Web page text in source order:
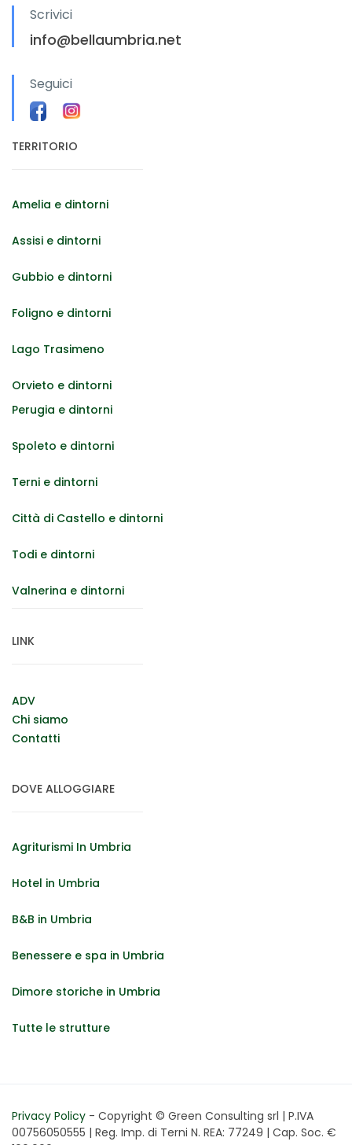
Scrivici
info@bellaumbria.net
Seguici
TERRITORIO
Amelia e dintorni
Assisi e dintorni
Gubbio e dintorni
Foligno e dintorni
Lago Trasimeno
Orvieto e dintorni
Perugia e dintorni
Spoleto e dintorni
Terni e dintorni
Città di Castello e dintorni
Todi e dintorni
Valnerina e dintorni
LINK
ADV
Chi siamo
Contatti
DOVE ALLOGGIARE
Agriturismi In Umbria
Hotel in Umbria
B&B in Umbria
Benessere e spa in Umbria
Dimore storiche in Umbria
Tutte le strutture
Privacy Policy - Copyright © Green Consulting srl | P.IVA
00756050555 | Reg. Imp. di Terni N. REA: 77249 | Cap. Soc. €